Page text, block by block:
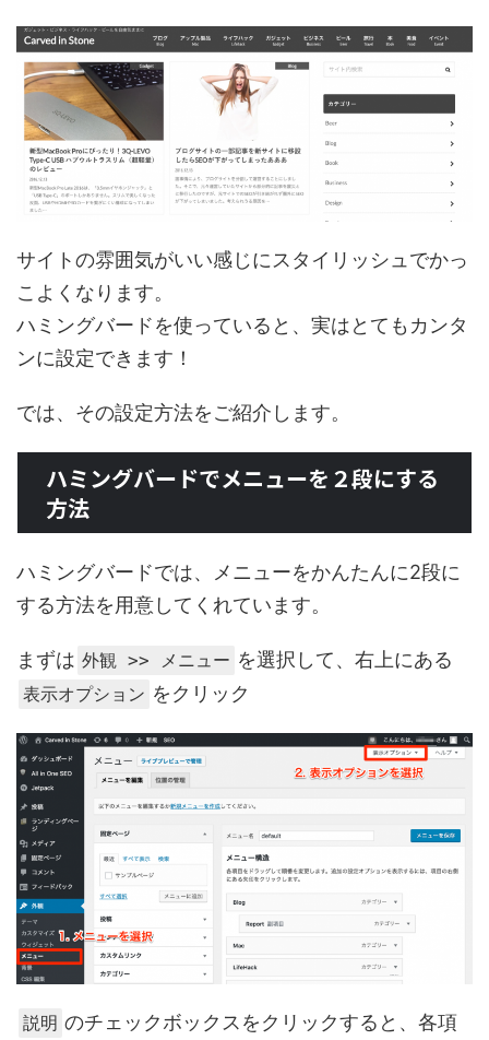
サイトの雰囲気がいい感じにスタイリッシュでかっ
こよくなります。
ハミングバードを使っていると、実はとてもカンタ
ンに設定できます！
では、その設定方法をご紹介します。
ハミングバードでメニューを２段にする
方法
ハミングバードでは、メニューをかんたんに2段に
する方法を用意してくれています。
まずは 外観 >> メニュー を選択して、右上にある
表示オプション をクリック
説明 のチェックボックスをクリックすると、各項